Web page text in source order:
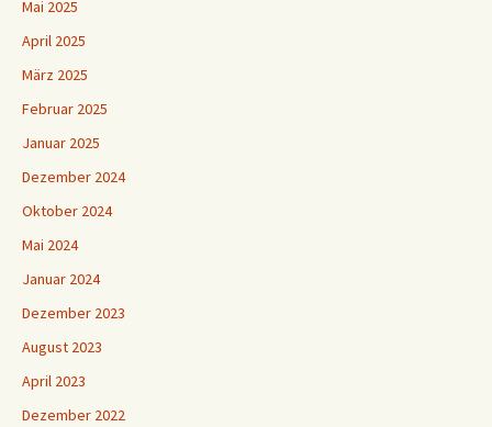
Mai 2025
April 2025
März 2025
Februar 2025
Januar 2025
Dezember 2024
Oktober 2024
Mai 2024
Januar 2024
Dezember 2023
August 2023
April 2023
Dezember 2022